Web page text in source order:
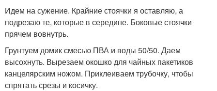
Идем на сужение. Крайние стоячки я оставляю, а
подрезаю те, которые в середине. Боковые стоячки
прячем вовнутрь.
Грунтуем домик смесью ПВА и воды 50/50. Даем
высохнуть. Вырезаем окошко для чайных пакетиков
канцелярским ножом. Приклеиваем трубочку, чтобы
спрятать срезы и косичку.